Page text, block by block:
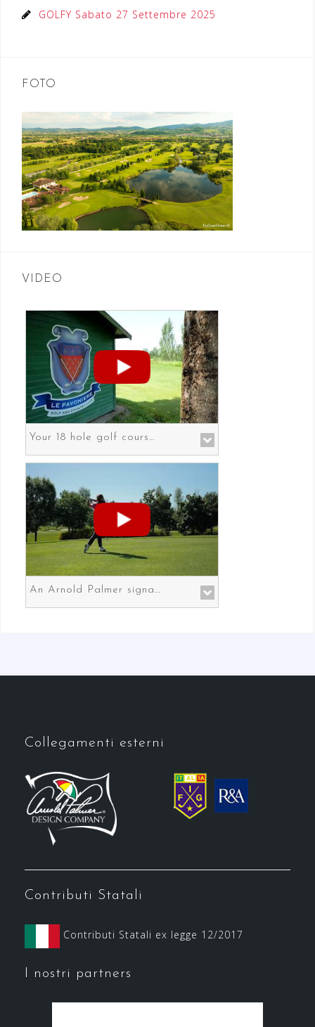
GOLFY Sabato 27 Settembre 2025
FOTO
VIDEO
Your 18 hole golf course in Prato the gateway to Florence
An Arnold Palmer signature course in Prato the gateway to Florence
Collegamenti esterni
Contributi Statali
Contributi Statali ex legge 12/2017
I nostri partners